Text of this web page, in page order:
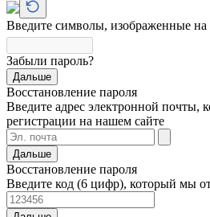
Введите символы, изображенные на
Забыли пароль?
Дальше
Восстановление пароля
Введите адрес электронной почты,
регистрации на нашем сайте
Дальше
Восстановление пароля
Введите код (6 цифр), который мы